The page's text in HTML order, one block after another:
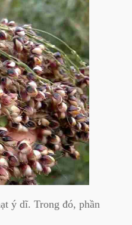
ý dĩ. Trong đó, phần